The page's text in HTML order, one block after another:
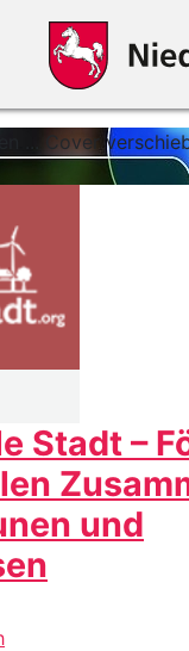
...
Cover
Stadt –
und